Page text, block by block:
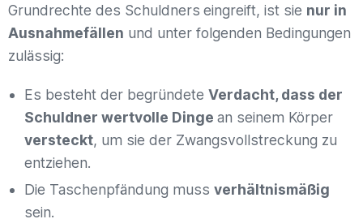
Grundrechte des Schuldners eingreift, ist sie nur in
Ausnahmefällen und unter folgenden Bedingungen
zulässig:
Es besteht der begründete Verdacht, dass der
Schuldner wertvolle Dinge an seinem Körper
versteckt, um sie der Zwangsvollstreckung zu
entziehen.
Die Taschenpfändung muss verhältnismäßig
sein.